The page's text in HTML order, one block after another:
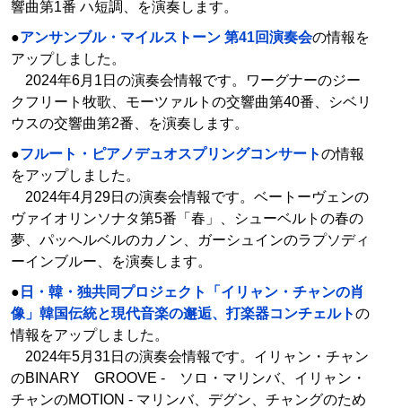
響曲第1番 ハ短調、を演奏します。
●アンサンブル・マイルストーン 第41回演奏会の情報を
アップしました。
2024年6月1日の演奏会情報です。ワーグナーのジー
クフリート牧歌、モーツァルトの交響曲第40番、シベリ
ウスの交響曲第2番、を演奏します。
●フルート・ピアノデュオスプリングコンサートの情報
をアップしました。
2024年4月29日の演奏会情報です。ベートーヴェンの
ヴァイオリンソナタ第5番「春」、シューベルトの春の
夢、パッヘルベルのカノン、ガーシュインのラプソディ
ーインブルー、を演奏します。
● 日・韓・独共同プロジェクト「イリャン・チャンの肖
像」韓国伝統と現代音楽の邂逅、打楽器コンチェルトの
情報をアップしました。
2024年5月31日の演奏会情報です。イリャン・チャン
のBINARY GROOVE ‐ ソロ・マリンバ、イリャン・
チャンのMOTION ‐ マリンバ、デグン、チャングのため